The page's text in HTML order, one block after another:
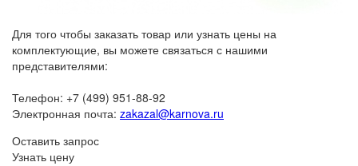
Для того чтобы заказать товар или узнать цены на
комплектующие, вы можете связаться с нашими
представителями:
Телефон: +7 (499) 951-88-92
Электронная почта: zakazal@karnova.ru
Оставить запрос
Узнать цену